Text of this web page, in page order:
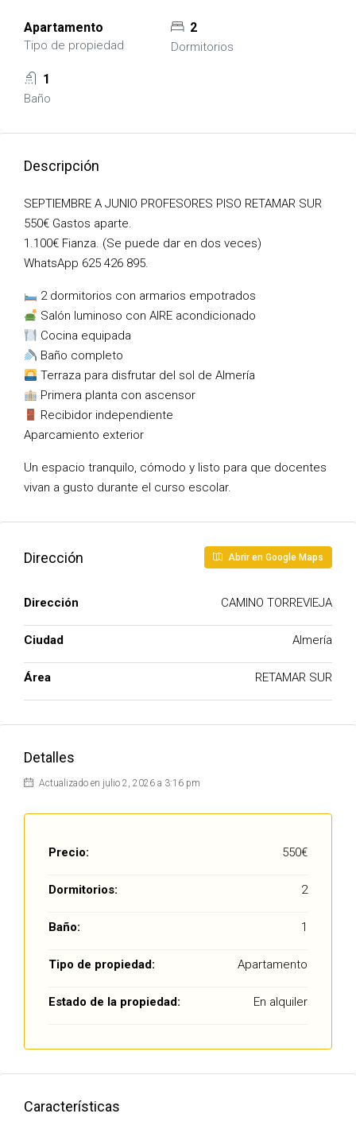
Apartamento
Tipo de propiedad
2
Dormitorios
1
Baño
Descripción
SEPTIEMBRE A JUNIO PROFESORES PISO RETAMAR SUR
550€ Gastos aparte.
1.100€ Fianza. (Se puede dar en dos veces)
WhatsApp 625 426 895.
2 dormitorios con armarios empotrados
Salón luminoso con AIRE acondicionado
Cocina equipada
Baño completo
Terraza para disfrutar del sol de Almería
Primera planta con ascensor
Recibidor independiente
Aparcamiento exterior
Un espacio tranquilo, cómodo y listo para que docentes
vivan a gusto durante el curso escolar.
Dirección Abrir en Google Maps
Dirección CAMINO TORREVIEJA
Ciudad Almería
Área RETAMAR SUR
Detalles
Actualizado en julio 2, 2026 a 3:16 pm
Precio: 550€
Dormitorios: 2
Baño: 1
Tipo de propiedad: Apartamento
Estado de la propiedad: En alquiler
Características